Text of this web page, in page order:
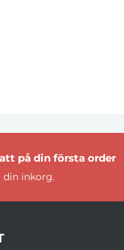
på din första order
din inkorg.